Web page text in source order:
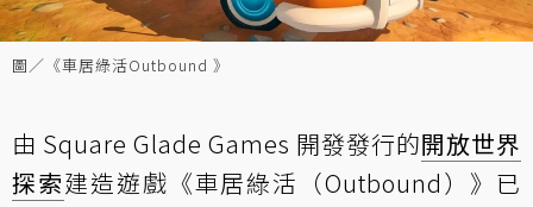
圖／《車居綠活Outbound 》
由 Square Glade Games 開發發行的開放世界
探索建造遊戲《車居綠活（Outbound）》已